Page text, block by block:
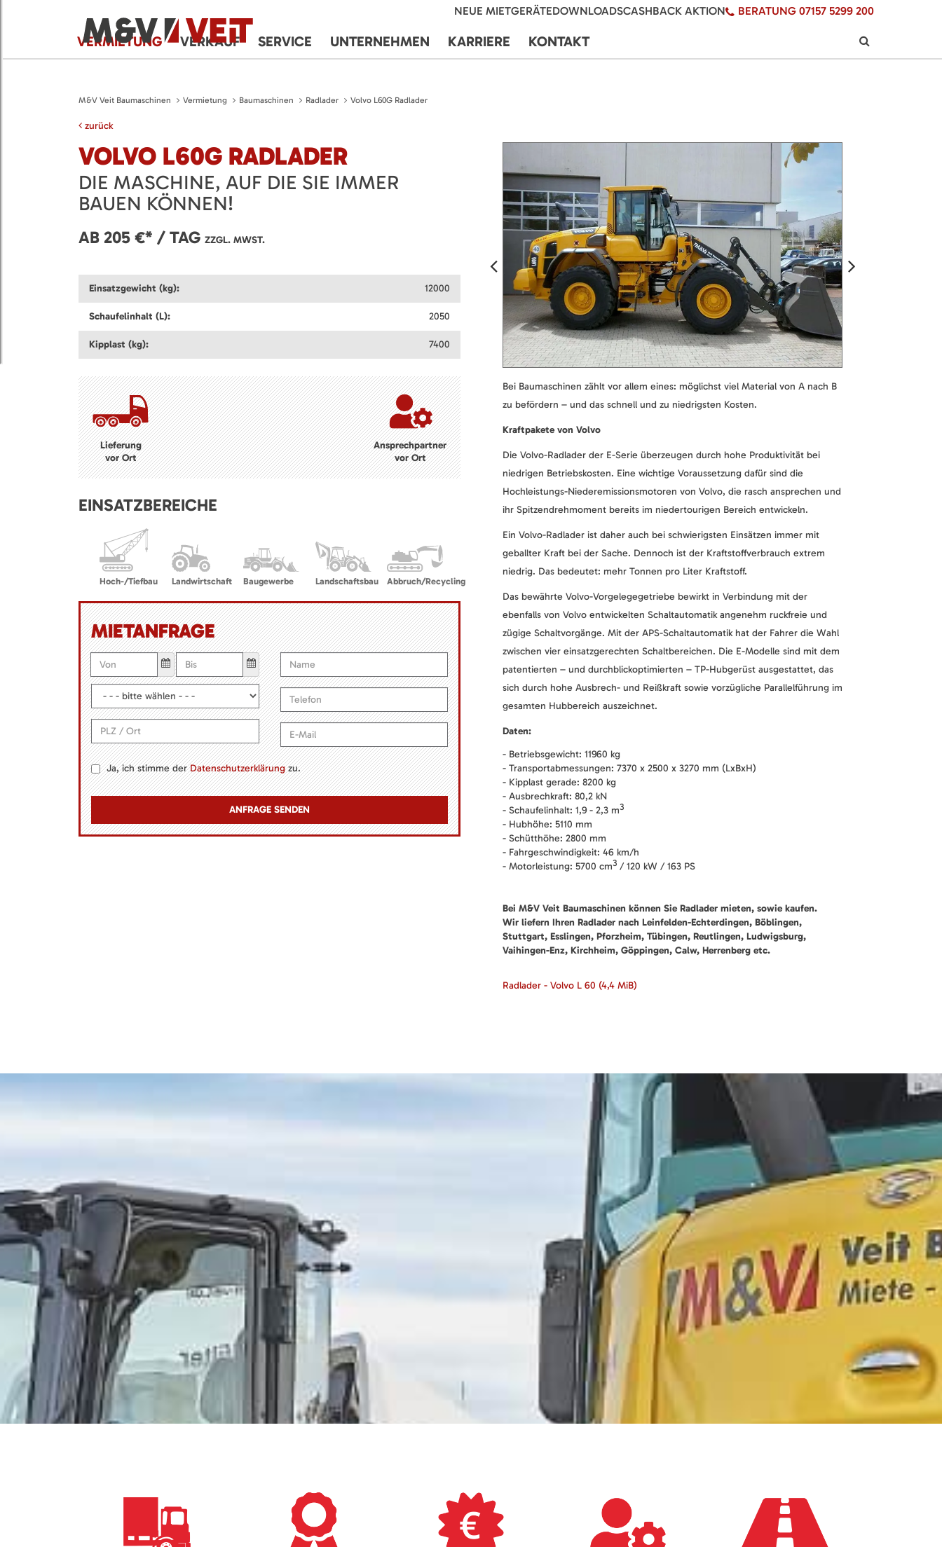
NEUE MIETGERÄTEDOWNLOADSCASHBACK AKTION BERATUNG 07157 5299 200
VERMIETUNG VERKAUF SERVICE UNTERNEHMEN KARRIERE KONTAKT
M&V Veit Baumaschinen Vermietung Baumaschinen Radlader Volvo L60G Radlader
zurück
VOLVO L60G RADLADER
DIE MASCHINE, AUF DIE SIE IMMER
BAUEN KÖNNEN!
AB 205 €* / TAG ZZGL. MWST.
Einsatzgewicht (kg): 12000
Schaufelinhalt (L): 2050
Kipplast (kg): 7400
Lieferung
vor Ort
Ansprechpartner
vor Ort
EINSATZBEREICHE
Hoch-/Tiefbau Landwirtschaft Baugewerbe Landschaftsbau Abbruch/Recycling
MIETANFRAGE
Ja, ich stimme derDatenschutzerklärungzu.
Bei Baumaschinen zählt vor allem eines: möglichst viel Material von A nach B
zu befördern – und das schnell und zu niedrigsten Kosten.
Kraftpakete von Volvo
Die Volvo-Radlader der E-Serie überzeugen durch hohe Produktivität bei
niedrigen Betriebskosten. Eine wichtige Voraussetzung dafür sind die
Hochleistungs-Niederemissionsmotoren von Volvo, die rasch ansprechen und
ihr Spitzendrehmoment bereits im niedertourigen Bereich entwickeln.
Ein Volvo-Radlader ist daher auch bei schwierigsten Einsätzen immer mit
geballter Kraft bei der Sache. Dennoch ist der Kraftstoffverbrauch extrem
niedrig. Das bedeutet: mehr Tonnen pro Liter Kraftstoff.
Das bewährte Volvo-Vorgelegegetriebe bewirkt in Verbindung mit der
ebenfalls von Volvo entwickelten Schaltautomatik angenehm ruckfreie und
zügige Schaltvorgänge. Mit der APS-Schaltautomatik hat der Fahrer die Wahl
zwischen vier einsatzgerechten Schaltbereichen. Die E-Modelle sind mit dem
patentierten – und durchblickoptimierten – TP-Hubgerüst ausgestattet, das
sich durch hohe Ausbrech- und Reißkraft sowie vorzügliche Parallelführung im
gesamten Hubbereich auszeichnet.
Daten:
- Betriebsgewicht: 11960 kg
- Transportabmessungen: 7370 x 2500 x 3270 mm (LxBxH)
- Kipplast gerade: 8200 kg
- Ausbrechkraft: 80,2 kN
- Schaufelinhalt: 1,9 - 2,3 m3
- Hubhöhe: 5110 mm
- Schütthöhe: 2800 mm
- Fahrgeschwindigkeit: 46 km/h
- Motorleistung: 5700 cm3 / 120 kW / 163 PS
Bei M&V Veit Baumaschinen können Sie Radlader mieten, sowie kaufen.
Wir liefern Ihren Radlader nach Leinfelden-Echterdingen, Böblingen,
Stuttgart, Esslingen, Pforzheim, Tübingen, Reutlingen, Ludwigsburg,
Vaihingen-Enz, Kirchheim, Göppingen, Calw, Herrenberg etc.
Radlader - Volvo L 60 (4,4 MiB)